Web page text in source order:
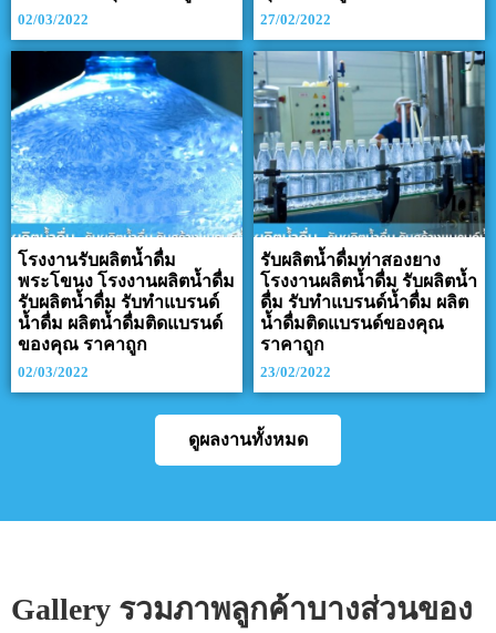
02/03/2022 27/02/2022
โรงงานรับผลิตน้ำดื่ม
พระโขนง โรงงานผลิตน้ำดื่ม
รับผลิตน้ำดื่ม รับทำแบรนด์
น้ำดื่ม ผลิตน้ำดื่มติดแบรนด์
ของคุณ ราคาถูก
02/03/2022
รับผลิตน้ำดื่มท่าสองยาง
โรงงานผลิตน้ำดื่ม รับผลิตน้ำ
ดื่ม รับทำแบรนด์น้ำดื่ม ผลิต
น้ำดื่มติดแบรนด์ของคุณ
ราคาถูก
23/02/2022
ดูผลงานทั้งหมด
Gallery รวมภาพลูกค้าบางส่วนของ